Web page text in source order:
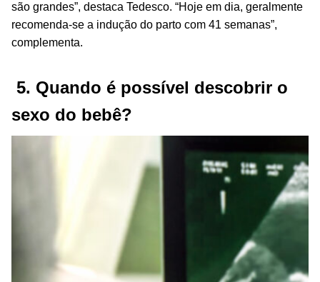
são grandes”, destaca Tedesco. “Hoje em dia, geralmente
recomenda-se a indução do parto com 41 semanas”,
complementa.
5. Quando é possível descobrir o
sexo do bebê?